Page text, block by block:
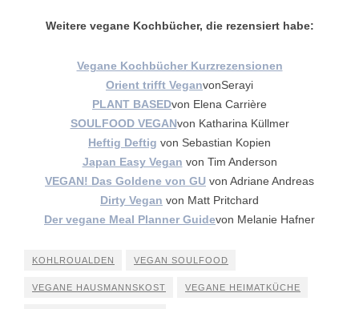
Weitere vegane Kochbücher, die rezensiert habe:
Vegane Kochbücher Kurzrezensionen
Orient trifft VeganvonSerayi
PLANT BASEDvon Elena Carrière
SOULFOOD VEGANvon Katharina Küllmer
Heftig Deftig von Sebastian Kopien
Japan Easy Vegan von Tim Anderson
VEGAN! Das Goldene von GU von Adriane Andreas
Dirty Vegan von Matt Pritchard
Der vegane Meal Planner Guidevon Melanie Hafner
KOHLROUALDEN VEGAN SOULFOOD
VEGANE HAUSMANNSKOST VEGANE HEIMATKÜCHE